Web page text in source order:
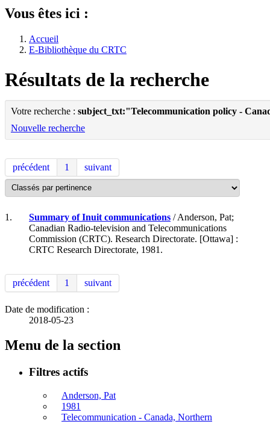
Vous êtes ici :
Accueil
E-Bibliothèque du CRTC
Résultats de la recherche
Votre recherche : subject_txt:"Telecommunication policy -
Nouvelle recherche
précédent 1 suivant
1. Summary of Inuit communications / Anderson, Pat;
Canadian Radio-television and Telecommunications
Commission (CRTC). Research Directorate. [Ottawa] :
CRTC Research Directorate, 1981.
précédent 1 suivant
Date de modification :
2018-05-23
Menu de la section
Filtres actifs
Anderson, Pat
1981
Telecommunication - Canada, Northern